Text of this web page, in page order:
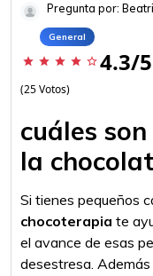
Pregunta por:
General
star star star star star_border 4.3/5
(25 Votos)
cuáles
la
Si tienes pequeños
chocoterapia te
el avance de esas
desestresa. Además